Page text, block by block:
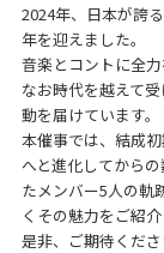
2024年、日本が誇
年を迎えました。
音楽とコントに全
なお時代を越えて
動を届けています。
本催事では、結成
へと進化してから
たメンバー5人の軌
くその魅力をご紹
是非、ご期待くださ